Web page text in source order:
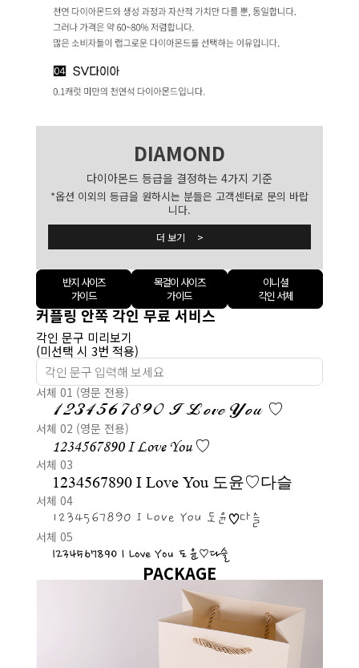
DIAMOND
다이아몬드 등급을 결정하는 4가지 기준
*옵션 이외의 등급을 원하시는 분들은 고객센터로 문의 바랍
니다.
더 보기 >
반지 사이즈
가이드
목걸이 사이즈
가이드
이니셜
각인 서체
커플링 안쪽 각인 무료 서비스
각인 문구 미리보기
(미선택 시 3번 적용)
서체 01 (영문 전용)
1234567890 I Love You ♡
서체 02 (영문 전용)
1234567890 I Love You ♡
서체 03
1234567890 I Love You 도윤♡다슬
서체 04
1234567890 I Love You 도윤♡다슬
서체 05
1234567890 I Love You 도윤♡다슬
PACKAGE